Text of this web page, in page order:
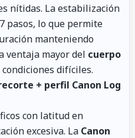
nítidas. La estabilización
pasos, lo que permite
manteniendo
ventaja mayor del cuerpo
difíciles.
+ perfil Canon Log
con latitud en
excesiva. La Canon